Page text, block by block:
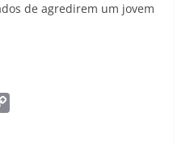
de agredirem um jovem